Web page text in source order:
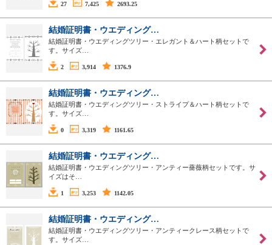
27 7,425 2693.25
結婚証明書・ウエディング…
結婚証明書・ウエディングツリー・エレガント＆ハート柄セットで
す。サイズ…
2 3,914 1376.9
結婚証明書・ウエディング…
結婚証明書・ウエディングツリー・ストライプ＆ハート柄セットで
す。サイズ…
0 3,319 1161.65
結婚証明書・ウエディング…
結婚証明書・ウエディングツリー・アンティー薔薇柄セットです。サ
イズはそ…
1 3,253 1142.05
結婚証明書・ウエディング…
結婚証明書・ウエディングツリー・アンティークレース柄セットで
す。サイズ…